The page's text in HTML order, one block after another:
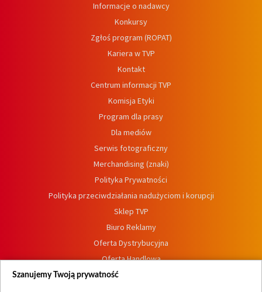
Informacje o nadawcy
Konkursy
Zgłoś program (ROPAT)
Kariera w TVP
Kontakt
Centrum informacji TVP
Komisja Etyki
Program dla prasy
Dla mediów
Serwis fotograficzny
Merchandising (znaki)
Polityka Prywatności
Polityka przeciwdziałania nadużyciom i korupcji
Sklep TVP
Biuro Reklamy
Oferta Dystrybucyjna
Oferta Handlowa
Dostępność
Szanujemy Twoją prywatność